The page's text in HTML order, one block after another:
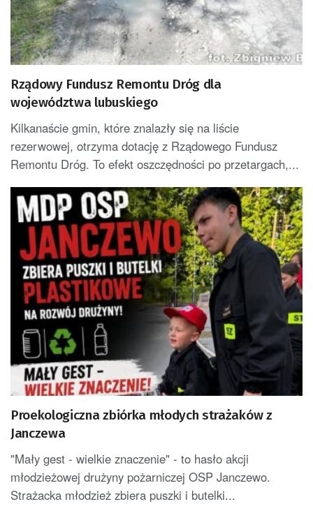
Rządowy Fundusz Remontu Dróg dla
województwa lubuskiego
Kilkanaście gmin, które znalazły się na liście
rezerwowej, otrzyma dotację z Rządowego Fundusz
Remontu Dróg. To efekt oszczędności po przetargach,...
Proekologiczna zbiórka młodych strażaków z
Janczewa
"Mały gest - wielkie znaczenie" - to hasło akcji
młodzieżowej drużyny pożarniczej OSP Janczewo.
Strażacka młodzież zbiera puszki i butelki...